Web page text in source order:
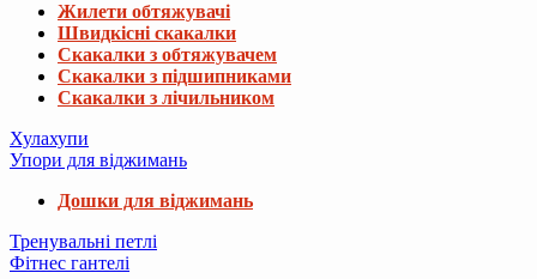
Жилети обтяжувачі
Швидкісні скакалки
Скакалки з обтяжувачем
Скакалки з підшипниками
Скакалки з лічильником
Хулахупи
Упори для віджимань
Дошки для віджимань
Тренувальні петлі
Фітнес гантелі